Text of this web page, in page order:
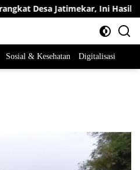
Desa Jatimekar, Ini Hasil
Sosial & Kesehatan Digitalisasi